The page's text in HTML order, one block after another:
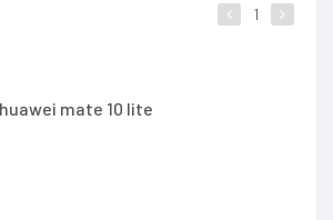
1
mate 10 lite